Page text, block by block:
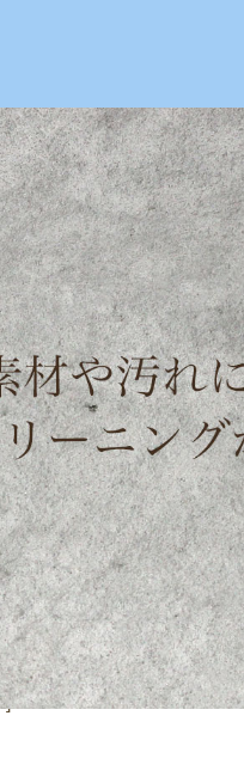
635-6234 【営業時間
ンズリペア,リーバイス
れ修理 （2019年03月
との入れ替わりの時期